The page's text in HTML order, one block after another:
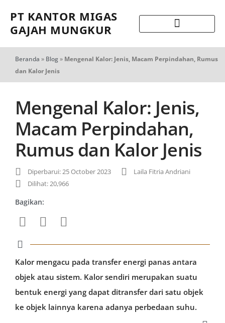
PT KANTOR MIGAS
GAJAH MUNGKUR
Beranda » Blog» Mengenal Kalor: Jenis, Macam Perpindahan, Rumus
dan Kalor Jenis
Mengenal Kalor: Jenis,
Macam Perpindahan,
Rumus dan Kalor Jenis
Diperbarui: 25 October 2023
Laila Fitria Andriani
Dilihat: 20,966
Bagikan:
Kalor mengacu pada transfer energi panas antara
objek atau sistem. Kalor sendiri merupakan suatu
bentuk energi yang dapat ditransfer dari satu objek
ke objek lainnya karena adanya perbedaan suhu.